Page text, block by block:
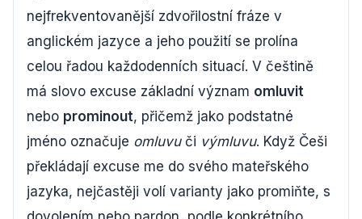
nejfrekventovanější zdvořilostní fráze v
anglickém jazyce a jeho použití se prolína
celou řadou každodenních situací. V češtině
má slovo excuse základní význam omluvit
nebo prominout, přičemž jako podstatné
jméno označuje omluvuči výmluvu. Když Češi
překládají excuse me do svého mateřského
jazyka, nejčastěji volí varianty jako promiňte, s